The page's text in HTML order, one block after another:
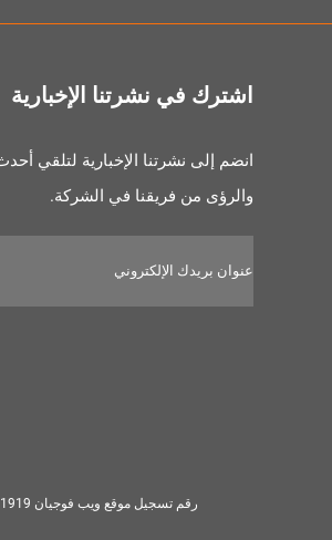
اشترك في نشرتنا الإخبارية
انضم إلى نشرتنا الإخبارية لتلقي
والرؤى من فريقنا في الشركة.
رقم تسجيل موقع ويب فوجيان ICP: 2022011919